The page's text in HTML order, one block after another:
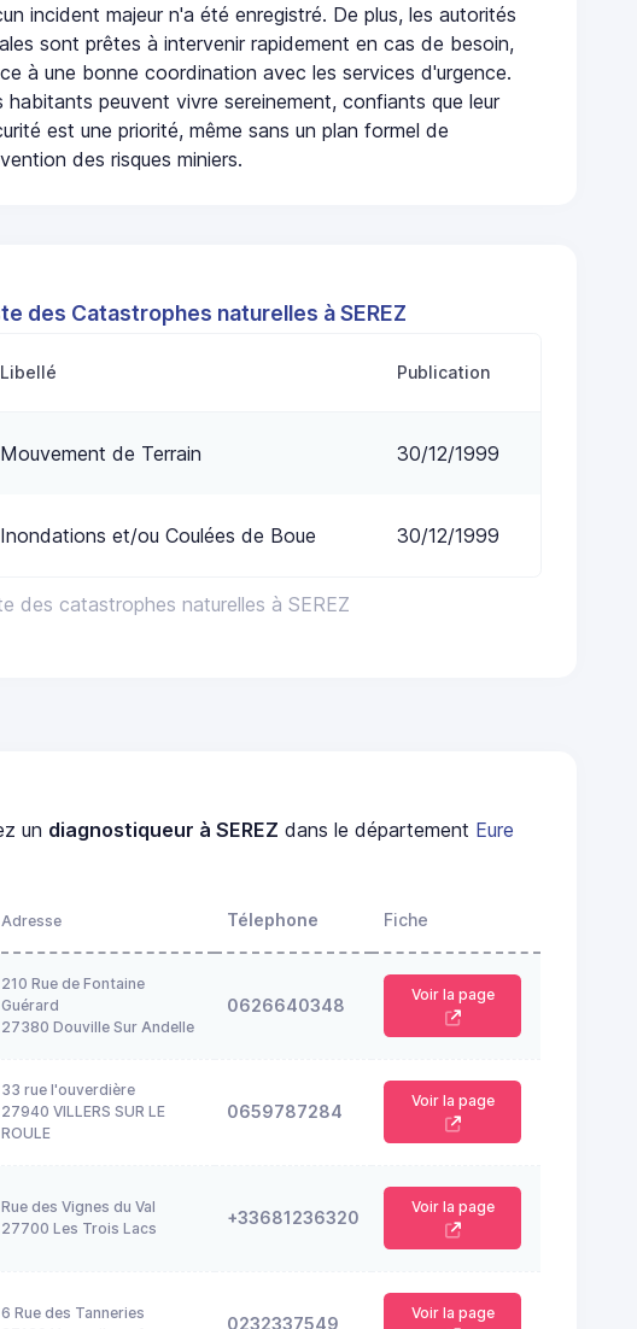
incident majeur n'a été enregistré. De plus, les autorités
sont prêtes à intervenir rapidement en cas de besoin,
à une bonne coordination avec les services d'urgence.
habitants peuvent vivre sereinement, confiants que leur
est une priorité, même sans un plan formel de
des risques miniers.
des Catastrophes naturelles à SEREZ
des catastrophes naturelles à SEREZ
Libellé Publication
Mouvement de Terrain 30/12/1999
Inondations et/ou Coulées de Boue 30/12/1999
un diagnostiqueur à SEREZ dans le département Eure
Adresse Télephone Fiche
210 Rue de Fontaine
Guérard
27380 Douville Sur Andelle
0626640348
Voir la page
33 rue l'ouverdière
27940 VILLERS SUR LE
ROULE
0659787284
Voir la page
Rue des Vignes du Val
27700 Les Trois Lacs
+33681236320
Voir la page
6 Rue des Tanneries
0232337549
Voir la page